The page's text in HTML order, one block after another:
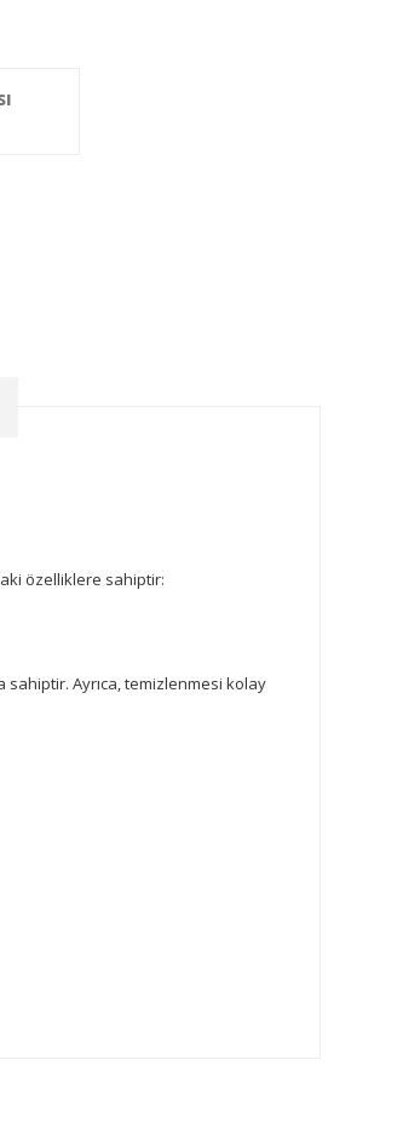
özelliklere sahiptir:
sahiptir. Ayrıca, temizlenmesi kolay